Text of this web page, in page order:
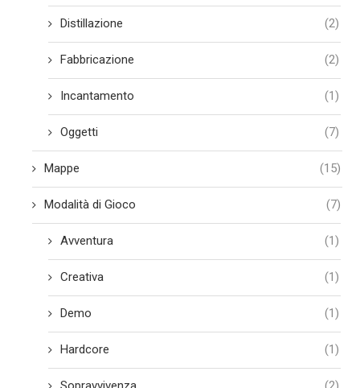
Distillazione (2)
Fabbricazione (2)
Incantamento (1)
Oggetti (7)
Mappe (15)
Modalità di Gioco (7)
Avventura (1)
Creativa (1)
Demo (1)
Hardcore (1)